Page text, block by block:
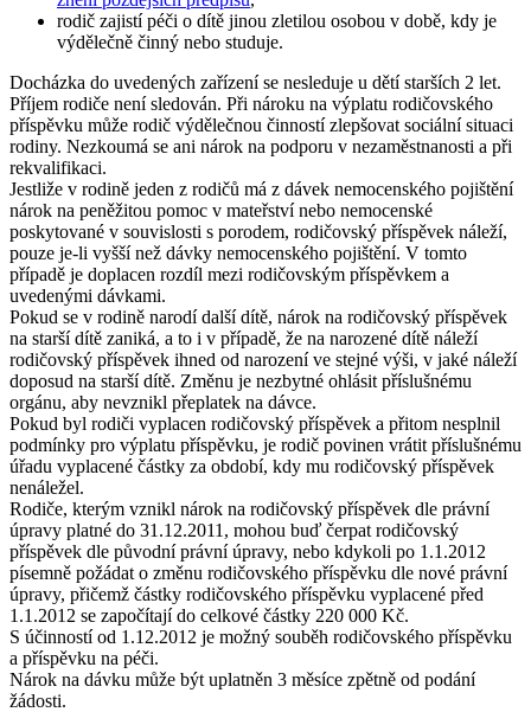
rodič zajistí péči o dítě jinou zletilou osobou v době, kdy je
výdělečně činný nebo studuje.
Docházka do uvedených zařízení se nesleduje u dětí starších 2 let.
Příjem rodiče není sledován. Při nároku na výplatu rodičovského
příspěvku může rodič výdělečnou činností zlepšovat sociální situaci
rodiny. Nezkoumá se ani nárok na podporu v nezaměstnanosti a při
rekvalifikaci.
Jestliže v rodině jeden z rodičů má z dávek nemocenského pojištění
nárok na peněžitou pomoc v mateřství nebo nemocenské
poskytované v souvislosti s porodem, rodičovský příspěvek náleží,
pouze je-li vyšší než dávky nemocenského pojištění. V tomto
případě je doplacen rozdíl mezi rodičovským příspěvkem a
uvedenými dávkami.
Pokud se v rodině narodí další dítě, nárok na rodičovský příspěvek
na starší dítě zaniká, a to i v případě, že na narozené dítě náleží
rodičovský příspěvek ihned od narození ve stejné výši, v jaké náleží
doposud na starší dítě. Změnu je nezbytné ohlásit příslušnému
orgánu, aby nevznikl přeplatek na dávce.
Pokud byl rodiči vyplacen rodičovský příspěvek a přitom nesplnil
podmínky pro výplatu příspěvku, je rodič povinen vrátit příslušnému
úřadu vyplacené částky za období, kdy mu rodičovský příspěvek
nenáležel.
Rodiče, kterým vznikl nárok na rodičovský příspěvek dle právní
úpravy platné do 31.12.2011, mohou buď čerpat rodičovský
příspěvek dle původní právní úpravy, nebo kdykoli po 1.1.2012
písemně požádat o změnu rodičovského příspěvku dle nové právní
úpravy, přičemž částky rodičovského příspěvku vyplacené před
1.1.2012 se započítají do celkové částky 220 000 Kč.
S účinností od 1.12.2012 je možný souběh rodičovského příspěvku
a příspěvku na péči.
Nárok na dávku může být uplatněn 3 měsíce zpětně od podání
žádosti.